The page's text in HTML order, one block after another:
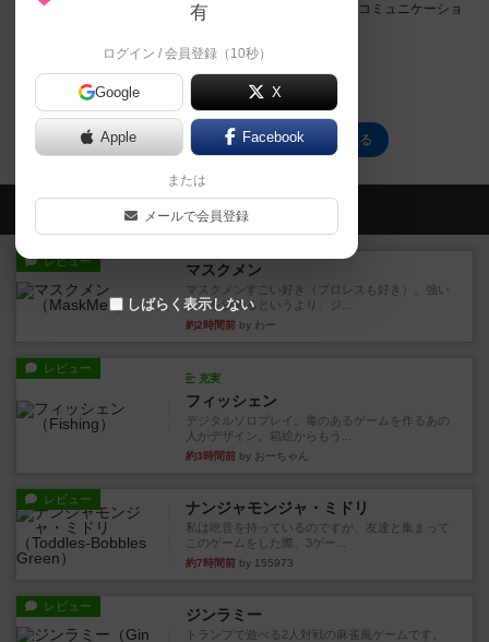
ルでは判断し辛い曖昧な表記等について会員同士で自由にコミュニケーショ
ログイン/無料会員登録
トロールズ＆プリンセスのトップに戻る
会員の新しい投稿
レビュー マスクメン
マスクメンすごい好き（プロレスも好き）。強い
やつを決めるというより、ジ...
約2時間前 by わー
レビュー
充実
フィッシェン
デジタルソロプレイ。毒のあるゲームを作るあの
人がデザイン。箱絵からもう...
約3時間前 by おーちゃん
レビュー ナンジャモンジャ・ミドリ
私は吃音を持っているのですが、友達と集まって
このゲームをした際、3ゲー...
約7時間前 by 155973
レビュー ジンラミー
トランプで遊べる2人対戦の麻雀風ゲームです。
有
ログイン / 会員登録（10秒）
Google X
Apple Facebook
または
メールで会員登録
しばらく表示しない